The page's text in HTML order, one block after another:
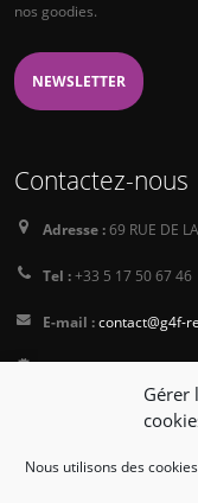
Gérer
Nous utilisons des
nos goodies.
NEWSLETTER
Contactez-nous
Adresse :69 RUE DE
Tel :+33 5 17 50 67 46
E-mail :contact@g4f-
PressKit
Conditions générales